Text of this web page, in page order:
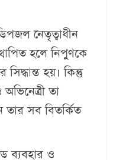
নেতৃত্বাধীন
হলে নিপুণকে
হয়। কিন্তু
তা
তার সব বিতর্কিত
ব্যবহার ও